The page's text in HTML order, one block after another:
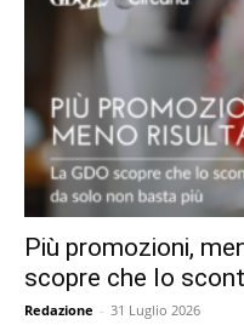
Più promozioni,
scopre che lo
Redazione - 31 Luglio 2026